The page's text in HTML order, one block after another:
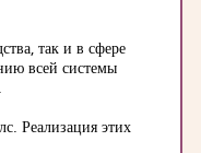
так и в сфере
всей системы
Реализация этих